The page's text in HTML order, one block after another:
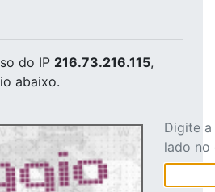
do IP 216.73.216.115,
abaixo.
Digite
lado no